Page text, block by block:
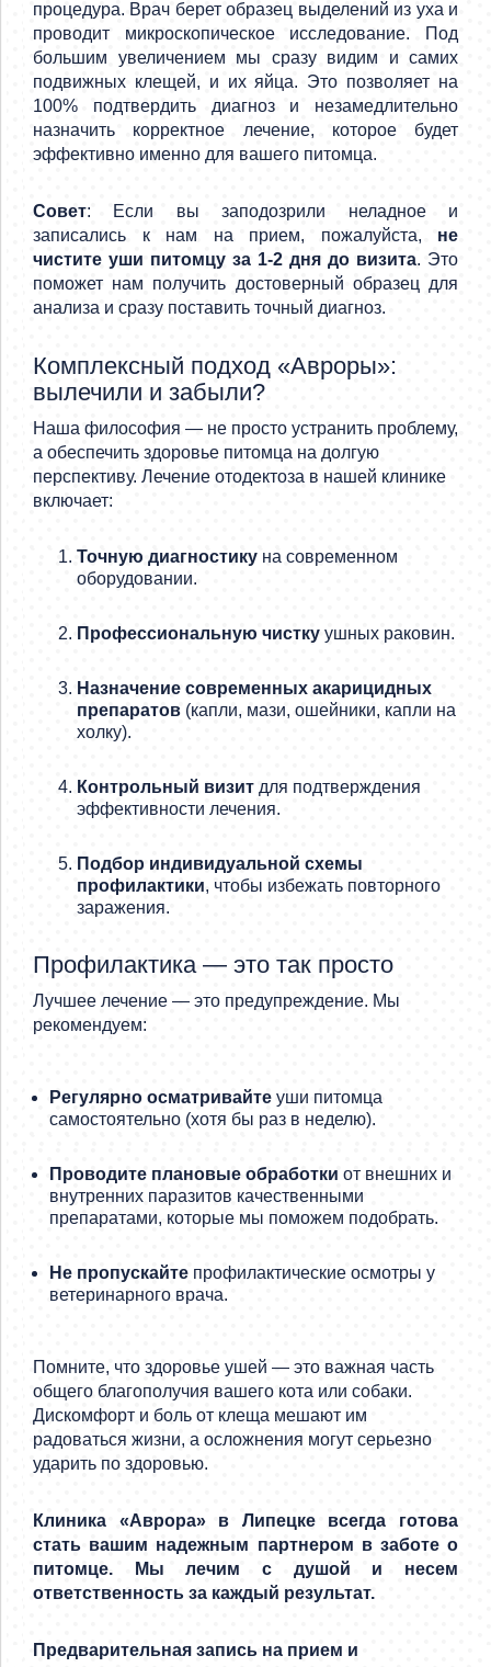
процедура. Врач берет образец выделений из уха и
проводит микроскопическое исследование. Под
большим увеличением мы сразу видим и самих
подвижных клещей, и их яйца. Это позволяет на
100% подтвердить диагноз и незамедлительно
назначить корректное лечение, которое будет
эффективно именно для вашего питомца.
Совет: Если вы заподозрили неладное и
записались к нам на прием, пожалуйста, не
чистите уши питомцу за 1-2 дня до визита. Это
поможет нам получить достоверный образец для
анализа и сразу поставить точный диагноз.
Комплексный подход «Авроры»:
вылечили и забыли?
Наша философия — не просто устранить проблему,
а обеспечить здоровье питомца на долгую
перспективу. Лечение отодектоза в нашей клинике
включает:
Точную диагностику на современном
оборудовании.
Профессиональную чистку ушных раковин.
Назначение современных акарицидных
препаратов (капли, мази, ошейники, капли на
холку).
Контрольный визит для подтверждения
эффективности лечения.
Подбор индивидуальной схемы
профилактики, чтобы избежать повторного
заражения.
Профилактика — это так просто
Лучшее лечение — это предупреждение. Мы
рекомендуем:
Регулярно осматривайте уши питомца
самостоятельно (хотя бы раз в неделю).
Проводите плановые обработки от внешних и
внутренних паразитов качественными
препаратами, которые мы поможем подобрать.
Не пропускайте профилактические осмотры у
ветеринарного врача.
Помните, что здоровье ушей — это важная часть
общего благополучия вашего кота или собаки.
Дискомфорт и боль от клеща мешают им
радоваться жизни, а осложнения могут серьезно
ударить по здоровью.
Клиника «Аврора» в Липецке всегда готова
стать вашим надежным партнером в заботе о
питомце. Мы лечим с душой и несем
ответственность за каждый результат.
Предварительная запись на прием и